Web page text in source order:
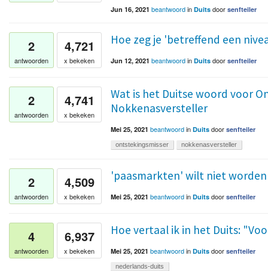
Jun 16, 2021 beantwoordin Duits door senfteiler
2
antwoorden
4,721
x bekeken
Hoe zeg je 'betreffend een
Jun 12, 2021 beantwoordin Duits door senfteiler
2
antwoorden
4,741
x bekeken
Wat is het Duitse woord voor
Nokkenasversteller
Mei 25, 2021 beantwoordin Duits door senfteiler
ontstekingsmisser nokkenasversteller
2
antwoorden
4,509
x bekeken
'paasmarkten' wilt niet
Mei 25, 2021 beantwoordin Duits door senfteiler
4
antwoorden
6,937
x bekeken
Hoe vertaal ik in het Duits:
Mei 25, 2021 beantwoordin Duits door senfteiler
nederlands-duits